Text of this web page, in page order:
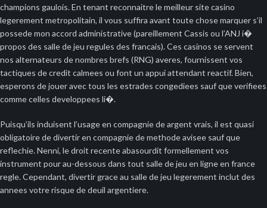
champions gaulois. En tenant reconnaitre le meilleur site casino
legerement metropolitain, il vous suffira avant toute chose marquer s’il
possede mon accord administrative (pareillement Cassis ou l’ANJ i�
propos des salle de jeu regules des francais). Ces casinos se servent
nos alternateurs de nombres brefs (RNG) averes, fournissent vos
tactiques de credit calmees ou font un appui attendant reactif. Bien,
esperons de jouer avec tous les estrades congediees sauf que verifiees
comme celles developpees li�.
Puisqu’ils induisent l’usage en compagnie de argent vrais, il est quasi
obligatoire de divertir en compagnie de methode avisee sauf que
reflechie. Nenni, le droit recente abasourdit formellement vos
instrument pour au-dessous dans tout salle de jeu en ligne en france
regle. Cependant, divertir grace au salle de jeu legerement inclut des
annees votre risque de deuil argentiere.